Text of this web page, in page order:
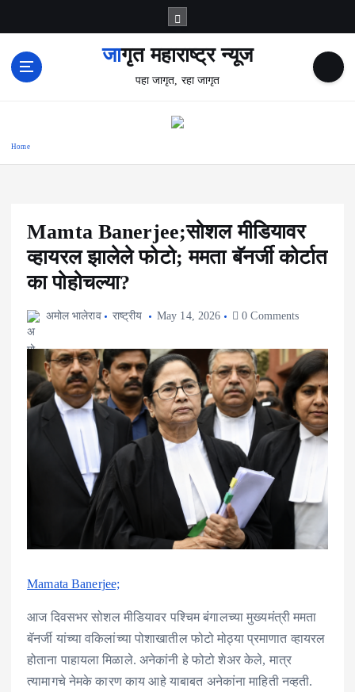
जागृत महाराष्ट्र न्यूज
पहा जागृत, रहा जागृत
Home
Mamta Banerjee;सोशल मीडियावर
व्हायरल झालेले फोटो; ममता बॅनर्जी कोर्टात
का पोहोचल्या?
अमोल भालेराव राष्ट्रीय May 14, 2026 0 Comments
Mamata Banerjee;
आज दिवसभर सोशल मीडियावर पश्चिम बंगालच्या मुख्यमंत्री ममता
बॅनर्जी यांच्या वकिलांच्या पोशाखातील फोटो मोठ्या प्रमाणात व्हायरल
होताना पाहायला मिळाले. अनेकांनी हे फोटो शेअर केले, मात्र
त्यामागचे नेमके कारण काय आहे याबाबत अनेकांना माहिती नव्हती.